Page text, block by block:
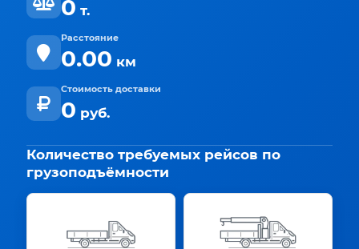
0 т.
Расстояние
0.00 км
Стоимость доставки
0 руб.
Количество требуемых рейсов по
грузоподъёмности